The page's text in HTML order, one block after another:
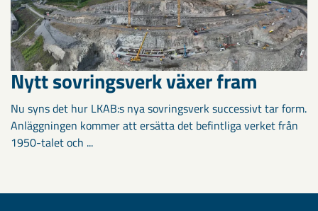
Nytt sovringsverk växer fram
Nu syns det hur LKAB:s nya sovringsverk successivt tar form.
Anläggningen kommer att ersätta det befintliga verket från
1950-talet och ...